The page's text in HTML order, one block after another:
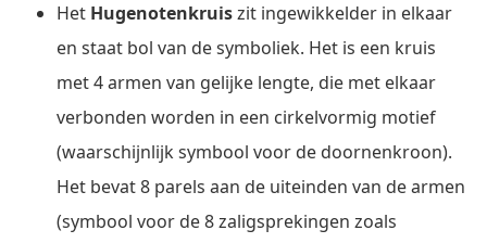
Het Hugenotenkruiszit ingewikkelder in elkaar
en staat bol van de symboliek. Het is een kruis
met 4 armen van gelijke lengte, die met elkaar
verbonden worden in een cirkelvormig motief
(waarschijnlijk symbool voor de doornenkroon).
Het bevat 8 parels aan de uiteinden van de armen
(symbool voor de 8 zaligsprekingen zoals